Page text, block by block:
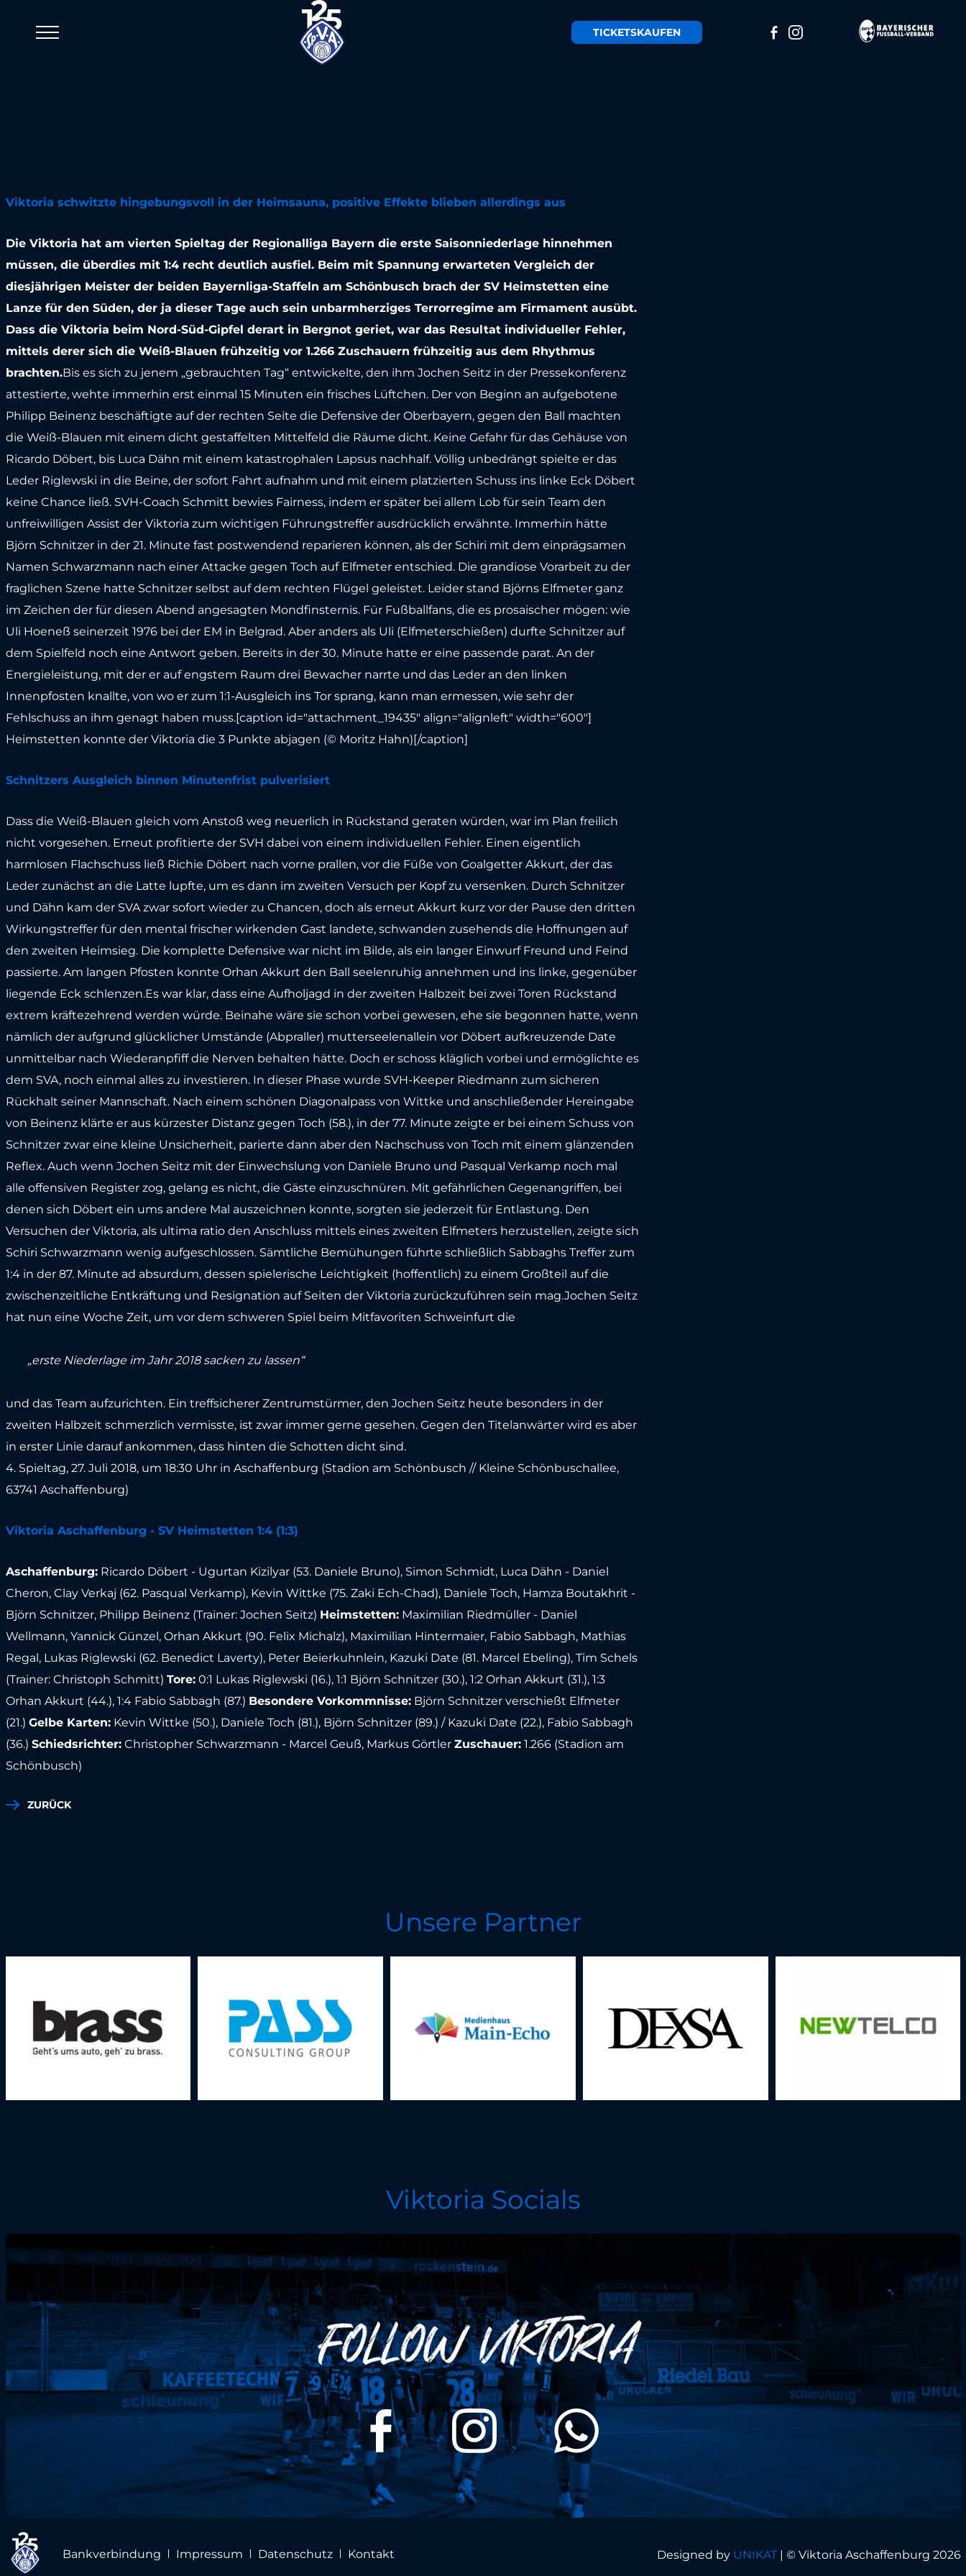
TICKETSKAUFEN
1:4 gegen Heimstetten:
Heißer Regionalliga-
Punktedürre am
Schönbusch
27. Juli 2018
Viktoria schwitzte hingebungsvoll in der Heimsauna, positive Effekte blieben allerdings aus
Die Viktoria hat am vierten Spieltag der Regionalliga Bayern die erste Saisonniederlage hinnehmen
müssen, die überdies mit 1:4 recht deutlich ausfiel. Beim mit Spannung erwarteten Vergleich der
diesjährigen Meister der beiden Bayernliga-Staffeln am Schönbusch brach der SV Heimstetten eine
Lanze für den Süden, der ja dieser Tage auch sein unbarmherziges Terrorregime am Firmament ausübt.
Dass die Viktoria beim Nord-Süd-Gipfel derart in Bergnot geriet, war das Resultat individueller Fehler,
mittels derer sich die Weiß-Blauen frühzeitig vor 1.266 Zuschauern frühzeitig aus dem Rhythmus
brachten.Bis es sich zu jenem „gebrauchten Tag“ entwickelte, den ihm Jochen Seitz in der Pressekonferenz
attestierte, wehte immerhin erst einmal 15 Minuten ein frisches Lüftchen. Der von Beginn an aufgebotene
Philipp Beinenz beschäftigte auf der rechten Seite die Defensive der Oberbayern, gegen den Ball machten
die Weiß-Blauen mit einem dicht gestaffelten Mittelfeld die Räume dicht. Keine Gefahr für das Gehäuse von
Ricardo Döbert, bis Luca Dähn mit einem katastrophalen Lapsus nachhalf. Völlig unbedrängt spielte er das
Leder Riglewski in die Beine, der sofort Fahrt aufnahm und mit einem platzierten Schuss ins linke Eck Döbert
keine Chance ließ. SVH-Coach Schmitt bewies Fairness, indem er später bei allem Lob für sein Team den
unfreiwilligen Assist der Viktoria zum wichtigen Führungstreffer ausdrücklich erwähnte. Immerhin hätte
Björn Schnitzer in der 21. Minute fast postwendend reparieren können, als der Schiri mit dem einprägsamen
Namen Schwarzmann nach einer Attacke gegen Toch auf Elfmeter entschied. Die grandiose Vorarbeit zu der
fraglichen Szene hatte Schnitzer selbst auf dem rechten Flügel geleistet. Leider stand Björns Elfmeter ganz
im Zeichen der für diesen Abend angesagten Mondfinsternis. Für Fußballfans, die es prosaischer mögen: wie
Uli Hoeneß seinerzeit 1976 bei der EM in Belgrad. Aber anders als Uli (Elfmeterschießen) durfte Schnitzer auf
dem Spielfeld noch eine Antwort geben. Bereits in der 30. Minute hatte er eine passende parat. An der
Energieleistung, mit der er auf engstem Raum drei Bewacher narrte und das Leder an den linken
Innenpfosten knallte, von wo er zum 1:1-Ausgleich ins Tor sprang, kann man ermessen, wie sehr der
Fehlschuss an ihm genagt haben muss.[caption id="attachment_19435" align="alignleft" width="600"]
Heimstetten konnte der Viktoria die 3 Punkte abjagen (© Moritz Hahn)[/caption]
Schnitzers Ausgleich binnen Minutenfrist pulverisiert
Dass die Weiß-Blauen gleich vom Anstoß weg neuerlich in Rückstand geraten würden, war im Plan freilich
nicht vorgesehen. Erneut profitierte der SVH dabei von einem individuellen Fehler. Einen eigentlich
harmlosen Flachschuss ließ Richie Döbert nach vorne prallen, vor die Füße von Goalgetter Akkurt, der das
Leder zunächst an die Latte lupfte, um es dann im zweiten Versuch per Kopf zu versenken. Durch Schnitzer
und Dähn kam der SVA zwar sofort wieder zu Chancen, doch als erneut Akkurt kurz vor der Pause den dritten
Wirkungstreffer für den mental frischer wirkenden Gast landete, schwanden zusehends die Hoffnungen auf
den zweiten Heimsieg. Die komplette Defensive war nicht im Bilde, als ein langer Einwurf Freund und Feind
passierte. Am langen Pfosten konnte Orhan Akkurt den Ball seelenruhig annehmen und ins linke, gegenüber
liegende Eck schlenzen.Es war klar, dass eine Aufholjagd in der zweiten Halbzeit bei zwei Toren Rückstand
extrem kräftezehrend werden würde. Beinahe wäre sie schon vorbei gewesen, ehe sie begonnen hatte, wenn
nämlich der aufgrund glücklicher Umstände (Abpraller) mutterseelenallein vor Döbert aufkreuzende Date
unmittelbar nach Wiederanpfiff die Nerven behalten hätte. Doch er schoss kläglich vorbei und ermöglichte es
dem SVA, noch einmal alles zu investieren. In dieser Phase wurde SVH-Keeper Riedmann zum sicheren
Rückhalt seiner Mannschaft. Nach einem schönen Diagonalpass von Wittke und anschließender Hereingabe
von Beinenz klärte er aus kürzester Distanz gegen Toch (58.), in der 77. Minute zeigte er bei einem Schuss von
Schnitzer zwar eine kleine Unsicherheit, parierte dann aber den Nachschuss von Toch mit einem glänzenden
Reflex. Auch wenn Jochen Seitz mit der Einwechslung von Daniele Bruno und Pasqual Verkamp noch mal
alle offensiven Register zog, gelang es nicht, die Gäste einzuschnüren. Mit gefährlichen Gegenangriffen, bei
denen sich Döbert ein ums andere Mal auszeichnen konnte, sorgten sie jederzeit für Entlastung. Den
Versuchen der Viktoria, als ultima ratio den Anschluss mittels eines zweiten Elfmeters herzustellen, zeigte sich
Schiri Schwarzmann wenig aufgeschlossen. Sämtliche Bemühungen führte schließlich Sabbaghs Treffer zum
1:4 in der 87. Minute ad absurdum, dessen spielerische Leichtigkeit (hoffentlich) zu einem Großteil auf die
zwischenzeitliche Entkräftung und Resignation auf Seiten der Viktoria zurückzuführen sein mag.Jochen Seitz
hat nun eine Woche Zeit, um vor dem schweren Spiel beim Mitfavoriten Schweinfurt die
„erste Niederlage im Jahr 2018 sacken zu lassen“
und das Team aufzurichten. Ein treffsicherer Zentrumstürmer, den Jochen Seitz heute besonders in der
zweiten Halbzeit schmerzlich vermisste, ist zwar immer gerne gesehen. Gegen den Titelanwärter wird es aber
in erster Linie darauf ankommen, dass hinten die Schotten dicht sind.
4. Spieltag, 27. Juli 2018, um 18:30 Uhr in Aschaffenburg (Stadion am Schönbusch // Kleine Schönbuschallee,
63741 Aschaffenburg)
Viktoria Aschaffenburg - SV Heimstetten 1:4 (1:3)
Aschaffenburg:Ricardo Döbert - Ugurtan Kizilyar (53. Daniele Bruno), Simon Schmidt, Luca Dähn - Daniel
Cheron, Clay Verkaj (62. Pasqual Verkamp), Kevin Wittke (75. Zaki Ech-Chad), Daniele Toch, Hamza Boutakhrit -
Björn Schnitzer, Philipp Beinenz (Trainer: Jochen Seitz) Heimstetten:Maximilian Riedmüller - Daniel
Wellmann, Yannick Günzel, Orhan Akkurt (90. Felix Michalz), Maximilian Hintermaier, Fabio Sabbagh, Mathias
Regal, Lukas Riglewski (62. Benedict Laverty), Peter Beierkuhnlein, Kazuki Date (81. Marcel Ebeling), Tim Schels
(Trainer: Christoph Schmitt) Tore:0:1 Lukas Riglewski (16.), 1:1 Björn Schnitzer (30.), 1:2 Orhan Akkurt (31.), 1:3
Orhan Akkurt (44.), 1:4 Fabio Sabbagh (87.) Besondere Vorkommnisse:Björn Schnitzer verschießt Elfmeter
(21.) Gelbe Karten:Kevin Wittke (50.), Daniele Toch (81.), Björn Schnitzer (89.) / Kazuki Date (22.), Fabio Sabbagh
(36.) Schiedsrichter:Christopher Schwarzmann - Marcel Geuß, Markus Görtler Zuschauer:1.266 (Stadion am
Schönbusch)
ZURÜCK
Unsere Partner
Viktoria Socials
Bankverbindung Impressum Datenschutz Kontakt Designed by UNIKAT| © Viktoria Aschaffenburg 2026